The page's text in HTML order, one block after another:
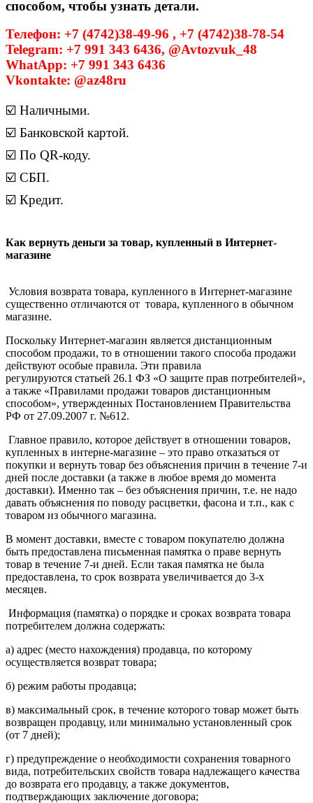
способом, чтобы узнать детали.
Телефон: +7 (4742)38-49-96 , +7 (4742)38-78-54
Telegram: +7 991 343 6436, @Avtozvuk_48
WhatApp: +7 991 343 6436
Vkontakte: @az48ru
☑️ Наличными.
☑️ Банковской картой.
☑️ По QR-коду.
☑️ СБП.
☑️ Кредит.
Как вернуть деньги за товар, купленный в Интернет-
магазине
Условия возврата товара, купленного в Интернет-магазине
существенно отличаются от товара, купленного в обычном
магазине.
Поскольку Интернет-магазин является дистанционным
способом продажи, то в отношении такого способа продажи
действуют особые правила. Эти правила
регулируются статьей 26.1 ФЗ «О защите прав потребителей»,
а также «Правилами продажи товаров дистанционным
способом», утвержденных Постановлением Правительства
РФ от 27.09.2007 г. №612.
Главное правило, которое действует в отношении товаров,
купленных в интерне-магазине – это право отказаться от
покупки и вернуть товар без объяснения причин в течение 7-и
дней после доставки (а также в любое время до момента
доставки). Именно так – без объяснения причин, т.е. не надо
давать объяснения по поводу расцветки, фасона и т.п., как с
товаром из обычного магазина.
В момент доставки, вместе с товаром покупателю должна
быть предоставлена письменная памятка о праве вернуть
товар в течение 7-и дней. Если такая памятка не была
предоставлена, то срок возврата увеличивается до 3-х
месяцев.
Информация (памятка) о порядке и сроках возврата товара
потребителем должна содержать:
а) адрес (место нахождения) продавца, по которому
осуществляется возврат товара;
б) режим работы продавца;
в) максимальный срок, в течение которого товар может быть
возвращен продавцу, или минимально установленный срок
(от 7 дней);
г) предупреждение о необходимости сохранения товарного
вида, потребительских свойств товара надлежащего качества
до возврата его продавцу, а также документов,
подтверждающих заключение договора;